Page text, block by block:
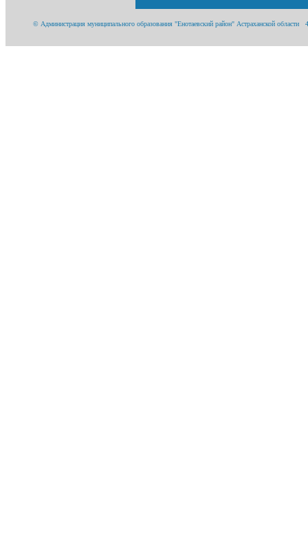
© Администрация муниципального образования "Енотаевский район" Астраханской